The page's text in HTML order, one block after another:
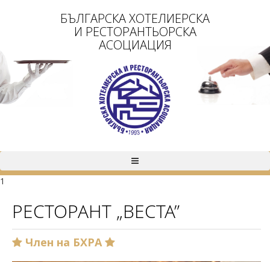
БЪЛГАРСКА ХОТЕЛИЕРСКА
И РЕСТОРАНТЬОРСКА
АСОЦИАЦИЯ
1
РЕСТОРАНТ „ВЕСТА”
Член на БХРА